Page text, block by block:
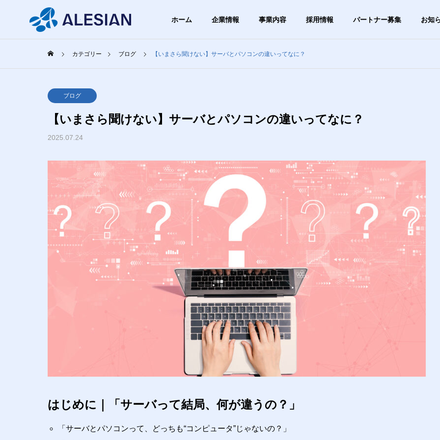
ホーム 企業情報 事業内容 採用情報 パートナー募集 お知
PHILOSOPHY
企業理念
VISION
ビジョン
WEBシステム事業 ITサー
BLOG
ブログ
【飛行機以外でも使える】機
内モードって何？具体的にど
うなってるの？
【まずは1日5分】タイピング
を少しずつ速くしたい人向
け、おすすめ無料練習サイト
まとめ
【あきらめる前に確認】「ご
み箱を空にしたら大事なファ
イルが！」復元できる？
カテゴリー ブログ 【いまさら聞けない】サーバとパソコンの違いってなに？
ブログ
【いまさら聞けない】サーバとパソコンの違いってなに？
2025.07.24
はじめに｜「サーバって結局、何が違うの？」
「サーバとパソコンって、どっちも“コンピュータ”じゃないの？」